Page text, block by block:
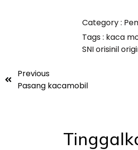
Category :
Tags : kaca
SNI orisinil
Previous
Pasang kacamobil